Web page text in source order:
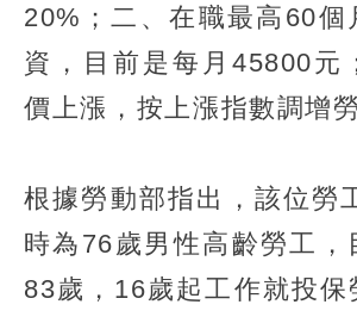
20%；二、在職最高60個
資，目前是每月45800元
價上漲，按上漲指數調增
根據勞動部指出，該位勞
時為76歲男性高齡勞工，
83歲，16歲起工作就投保